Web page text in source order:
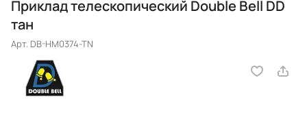
Приклад телескопический Double Bell DD
тан
Арт. DB-HM0374-TN